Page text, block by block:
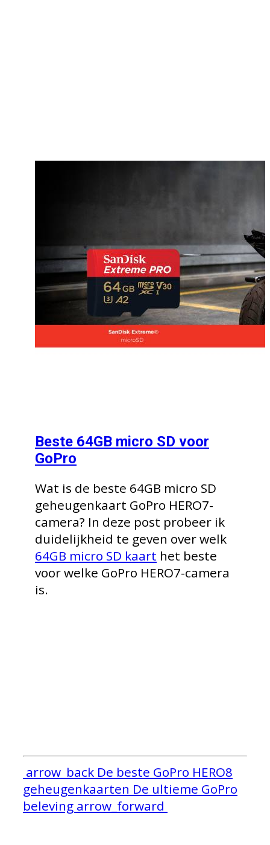
Beste 64GB micro SD voor
GoPro
Wat is de beste 64GB micro SD
geheugenkaart GoPro HERO7-
camera? In deze post probeer ik
duidelijkheid te geven over welk
64GB micro SD kaart het beste
voor welke GoPro HERO7-camera
is.
arrow_back De beste GoPro HERO8
geheugenkaarten De ultieme GoPro
beleving arrow_forward